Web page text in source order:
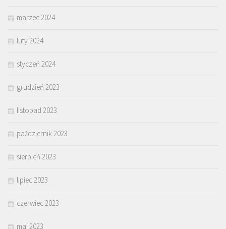
marzec 2024
luty 2024
styczeń 2024
grudzień 2023
listopad 2023
październik 2023
sierpień 2023
lipiec 2023
czerwiec 2023
maj 2023